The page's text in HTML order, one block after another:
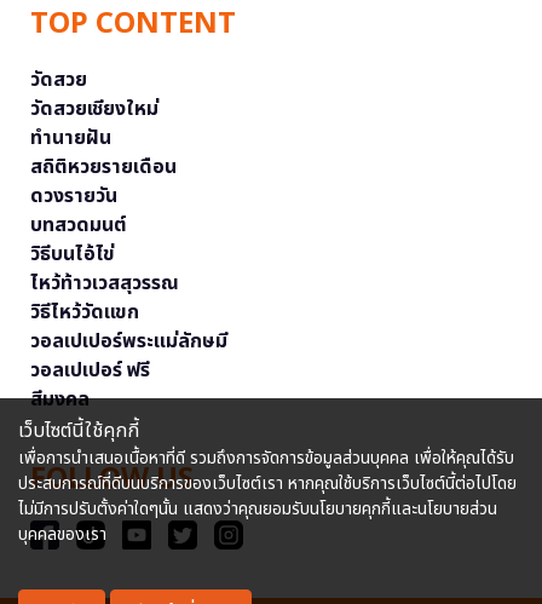
TOP CONTENT
วัดสวย
วัดสวยเชียงใหม่
ทำนายฝัน
สถิติหวยรายเดือน
ดวงรายวัน
บทสวดมนต์
วิธีบนไอ้ไข่
ไหว้ท้าวเวสสุวรรณ
วิธีไหว้วัดแขก
วอลเปเปอร์พระแม่ลักษมี
วอลเปเปอร์ ฟรี
สีมงคล
FOLLOW US
เว็บไซต์นี้ใช้คุกกี้
เพื่อการนำเสนอเนื้อหาที่ดี รวมถึงการจัดการข้อมูลส่วนบุคคล เพื่อให้คุณได้รับ
ประสบการณ์ที่ดีบนบริการของเว็บไซต์เรา หากคุณใช้บริการเว็บไซต์นี้ต่อไปโดย
ไม่มีการปรับตั้งค่าใดๆนั้น แสดงว่าคุณยอมรับนโยบายคุกกี้และนโยบายส่วน
บุคคลของเรา